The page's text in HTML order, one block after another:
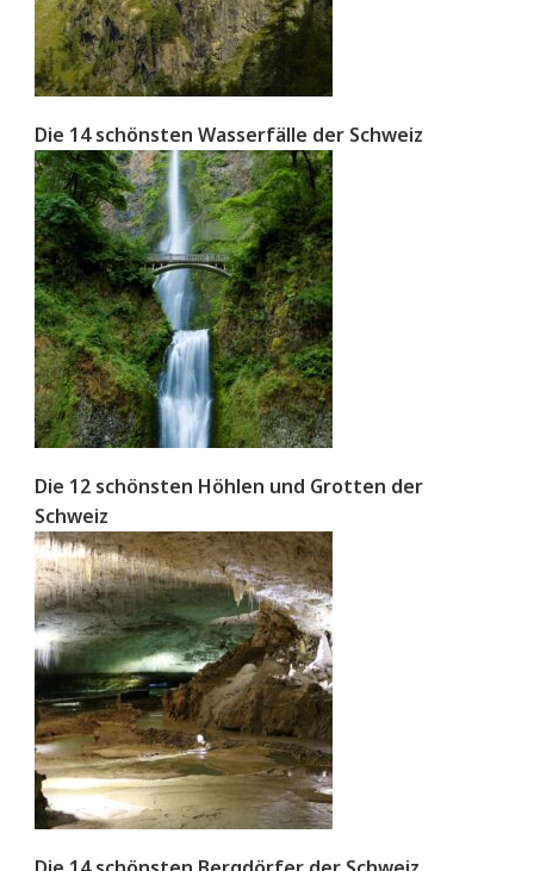
Die 14 schönsten Wasserfälle der Schweiz
Die 12 schönsten Höhlen und Grotten der
Schweiz